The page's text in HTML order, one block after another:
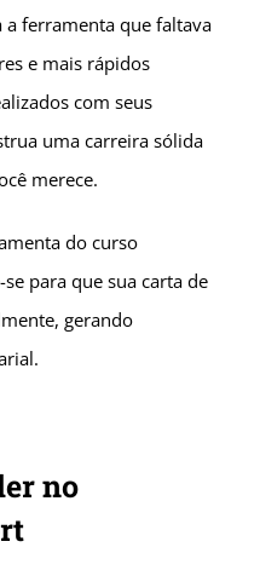
a ferramenta que faltava
e mais rápidos
com seus
uma carreira sólida
merece.
do curso
para que sua carta de
gerando
no